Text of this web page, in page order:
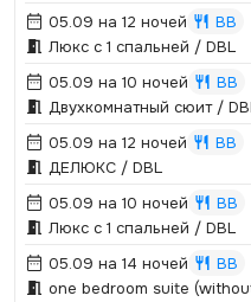
05.09 на 12 ночей
BB
Люкс с 1 спальней / DBL
05.09 на 10 ночей
BB
Двухкомнатный сюит /
05.09 на 12 ночей
BB
ДЕЛЮКС / DBL
05.09 на 10 ночей
BB
Люкс с 1 спальней / DBL
05.09 на 14 ночей
BB
one bedroom suite